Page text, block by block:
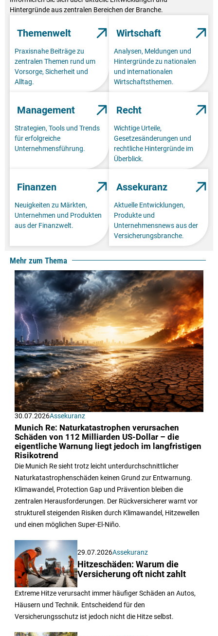
Hintergründe aus zentralen Bereichen der Branche.
Themenwelt
Praxisnahe Beiträge zu
zentralen Themen rund um
Vorsorge, Sicherheit und
Alltag.
Wirtschaft
Analysen, Meldungen und
Hintergründe zu nationalen
und internationalen
Wirtschaftsthemen.
Management
Strategien, Tools und Trends
für erfolgreiche
Unternehmensführung.
Recht
Wichtige Urteile,
Gesetzesänderungen und
rechtliche Hintergründe im
Überblick.
Finanzen
Neuigkeiten zu Märkten,
Unternehmen und Produkten
aus der Finanzwelt.
Assekuranz
Aktuelle Entwicklungen,
Produkte und
Unternehmensnews aus der
Versicherungsbranche.
Mehr zum Thema
30.07.2026Assekuranz
Munich Re: Naturkatastrophen verursachen
Schäden von 112 Milliarden US-Dollar – die
eigentliche Warnung liegt jedoch im langfristigen
Risikotrend
Die Munich Re sieht trotz leicht unterdurchschnittlicher
Naturkatastrophenschäden keinen Grund zur Entwarnung.
Klimawandel, Protection Gap und Prävention bleiben die
zentralen Herausforderungen. Der Rückversicherer warnt vor
strukturell steigenden Risiken durch Klimawandel, Hitzewellen
und einen möglichen Super-El-Niño.
29.07.2026Assekuranz
Hitzeschäden: Warum die
Versicherung oft nicht zahlt
Extreme Hitze verursacht immer häufiger Schäden an Autos,
Häusern und Technik. Entscheidend für den
Versicherungsschutz ist jedoch nicht die Hitze selbst.